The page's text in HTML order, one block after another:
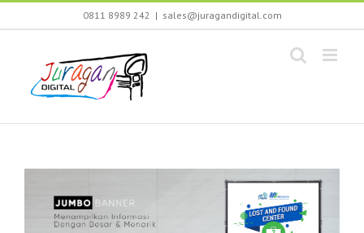
Skip
0811 8989 242 | sales@juragandigital.com